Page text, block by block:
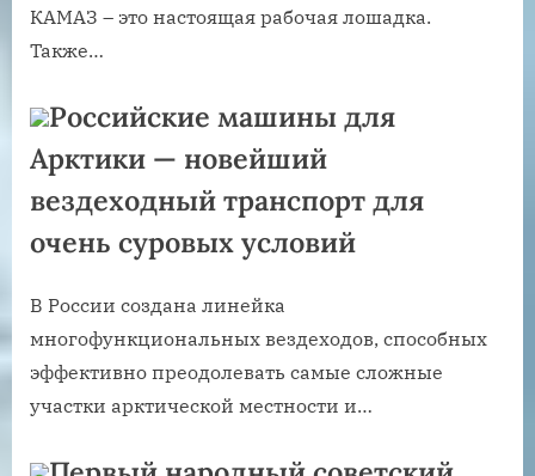
КАМАЗ – это настоящая рабочая лошадка.
Также…
Российские машины для
Арктики — новейший
вездеходный транспорт для
очень суровых условий
В России создана линейка
многофункциональных вездеходов, способных
эффективно преодолевать самые сложные
участки арктической местности и…